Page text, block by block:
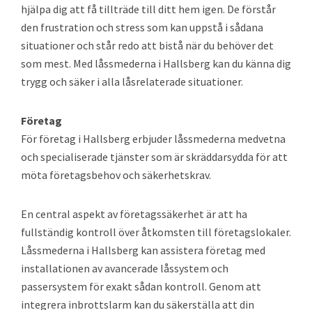
hjälpa dig att få tillträde till ditt hem igen. De förstår
den frustration och stress som kan uppstå i sådana
situationer och står redo att bistå när du behöver det
som mest. Med låssmederna i Hallsberg kan du känna dig
trygg och säker i alla låsrelaterade situationer.
Företag
För företag i Hallsberg erbjuder låssmederna medvetna
och specialiserade tjänster som är skräddarsydda för att
möta företagsbehov och säkerhetskrav.
En central aspekt av företagssäkerhet är att ha
fullständig kontroll över åtkomsten till företagslokaler.
Låssmederna i Hallsberg kan assistera företag med
installationen av avancerade låssystem och
passersystem för exakt sådan kontroll. Genom att
integrera inbrottslarm kan du säkerställa att din